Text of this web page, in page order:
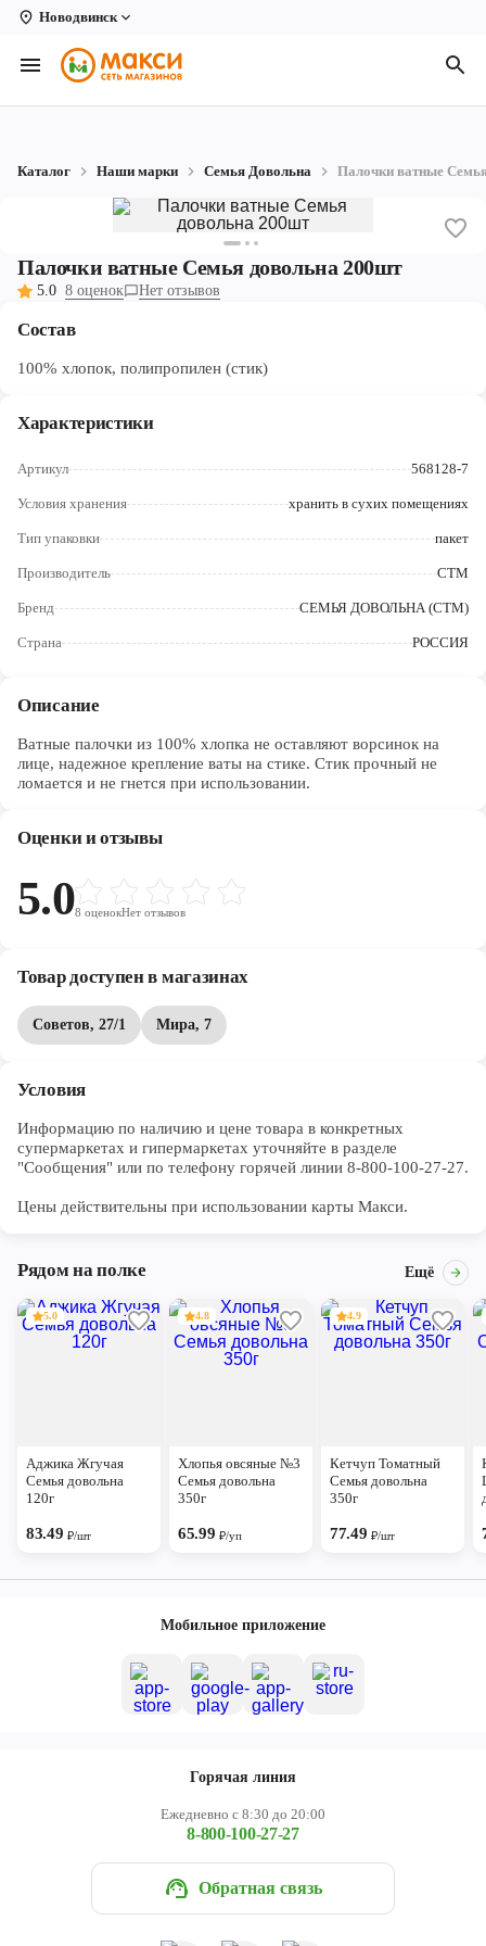
Новодвинск
Вологда
Архангельск
Коряжма
Котлас
Новодвинск
Череповец
Ярославль
Каталог Наши марки Семья Довольна Палочки ватные
Палочки ватные Семья довольна 200шт
5.0 8 оценок Нет отзывов
Состав
100% хлопок, полипропилен (стик)
Характеристики
Артикул 568128-7
Условия хранения хранить в сухих помещениях
Тип упаковки пакет
Производитель СТМ
Бренд СЕМЬЯ ДОВОЛЬНА (СТМ)
Страна РОССИЯ
Описание
Ватные палочки из 100% хлопка не оставляют ворсинок на
лице, надежное крепление ваты на стике. Стик прочный не
ломается и не гнется при использовании.
Оценки и отзывы
5.08 оценокНет отзывов
Товар доступен в магазинах
Советов, 27/1 Мира, 7
Условия
Информацию по наличию и цене товара в конкретных
супермаркетах и гипермаркетах уточняйте в разделе
"Сообщения" или по телефону горячей линии 8-800-100-27-27.
Цены действительны при использовании карты Макси.
Рядом на полке Ещё
5.0
Аджика Жгучая
Семья довольна
120г
83.49₽/шт
4.8
Хлопья овсяные №3
Семья довольна
350г
65.99₽/уп
4.9
Кетчуп Томатный
Семья довольна
350г
77.49₽/шт
Мобильное приложение
Горячая линия
Ежедневно с 8:30 до 20:00
8-800-100-27-27
Обратная связь